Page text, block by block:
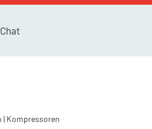
| Kompressoren